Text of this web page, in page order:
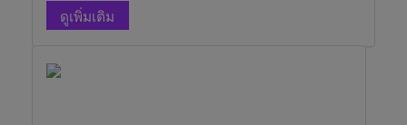
ดูเพิ่มเติม